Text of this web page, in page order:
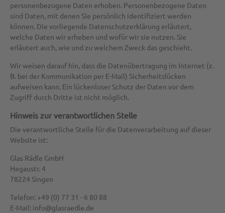
personenbezogene Daten erhoben. Personenbezogene Daten
sind Daten, mit denen Sie persönlich identifiziert werden
können. Die vorliegende Datenschutzerklärung erläutert,
welche Daten wir erheben und wofür wir sie nutzen. Sie
erläutert auch, wie und zu welchem Zweck das geschieht.
Wir weisen darauf hin, dass die Datenübertragung im Internet (z.
B. bei der Kommunikation per E-Mail) Sicherheitslücken
aufweisen kann. Ein lückenloser Schutz der Daten vor dem
Zugriff durch Dritte ist nicht möglich.
Hinweis zur verantwortlichen Stelle
Die verantwortliche Stelle für die Datenverarbeitung auf dieser
Website ist:
Glas Rädle GmbH
Hegaustr. 4
78224 Singen
Telefon: +49 (0) 77 31 - 6 80 88
E-Mail: info@glasraedle.de